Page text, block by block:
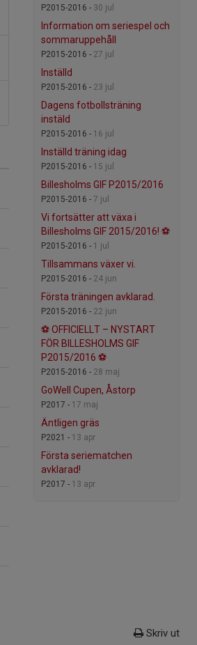
P2015-2016 - 30 jul
Information om seriespel och
sommaruppehåll
P2015-2016 - 27 jul
Inställd
P2015-2016 - 23 jul
Dagens fotbollsträning
instäld
P2015-2016 - 16 jul
Inställd träning idag
P2015-2016 - 15 jul
Billesholms GIF P2015/2016
P2015-2016 - 7 jul
Vi fortsätter att växa i
Billesholms GIF 2015/2016! ⚽
P2015-2016 - 1 jul
Tillsammans växer vi.
P2015-2016 - 24 jun
Första träningen avklarad.
P2015-2016 - 22 jun
⚽ OFFICIELLT – NYSTART
FÖR BILLESHOLMS GIF
P2015/2016 ⚽
P2015-2016 - 28 maj
GoWell Cupen, Åstorp
P2017 - 17 maj
Äntligen gräs
P2021 - 13 apr
Första seriematchen
avklarad!
P2017 - 13 apr
Skriv ut